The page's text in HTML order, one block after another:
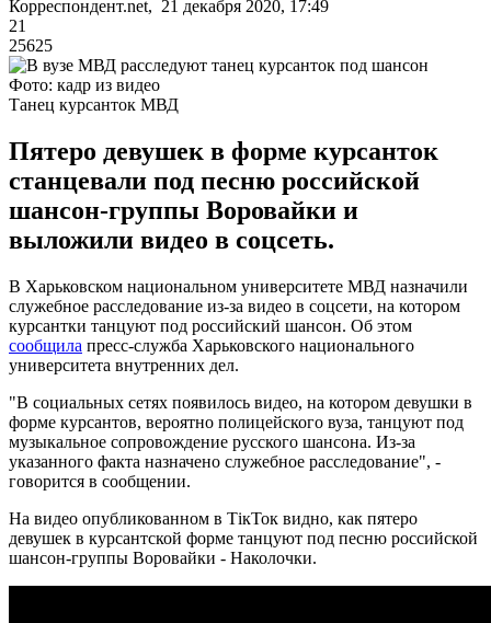
Корреспондент.net, 21 декабря 2020, 17:49
21
25625
Фото: кадр из видео
Танец курсанток МВД
Пятеро девушек в форме курсанток
станцевали под песню российской
шансон-группы Воровайки и
выложили видео в соцсеть.
В Харьковском национальном университете МВД назначили
служебное расследование из-за видео в соцсети, на котором
курсантки танцуют под российский шансон. Об этом
сообщила пресс-служба Харьковского национального
университета внутренних дел.
"В социальных сетях появилось видео, на котором девушки в
форме курсантов, вероятно полицейского вуза, танцуют под
музыкальное сопровождение русского шансона. Из-за
указанного факта назначено служебное расследование", -
говорится в сообщении.
На видео опубликованном в ТікТок видно, как пятеро
девушек в курсантской форме танцуют под песню российской
шансон-группы Воровайки - Наколочки.